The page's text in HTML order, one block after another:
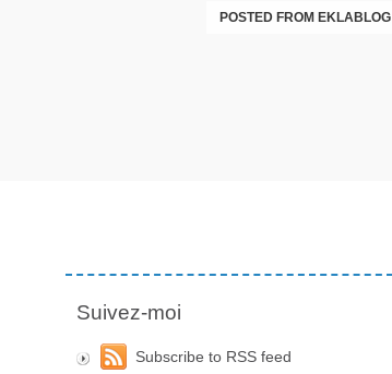
POSTED FROM EKLABLOG
Suivez-moi
Subscribe to RSS feed